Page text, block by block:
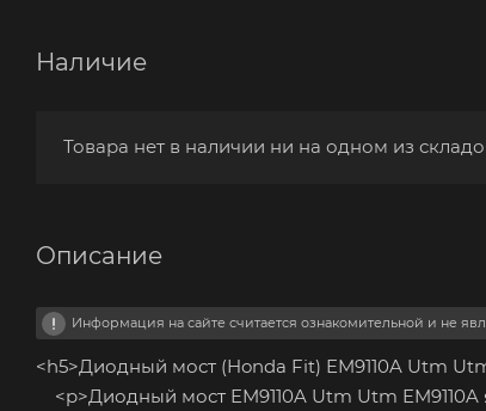
Наличие
Товара нет в наличии ни на одном из
Описание
Информация на сайте считается ознакомительной и не
<h5>Диодный мост (Honda Fit) EM9110A Utm
<p>Диодный мост EM9110A Utm Utm